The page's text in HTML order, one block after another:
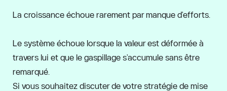
La croissance échoue rarement par manque d'efforts.
Le système échoue lorsque la valeur est déformée à
travers lui et que le gaspillage s'accumule sans être
remarqué.
Si vous souhaitez discuter de votre stratégie de mise